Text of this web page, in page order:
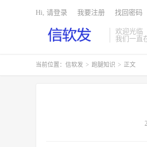
欢迎光临
我们一直
Hi, 请登录 我要注册 找回密码
当前位置： 信软发 > 跑腿知识 > 正文